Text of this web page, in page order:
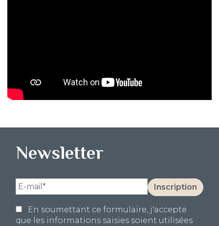
Newsletter
Votre
e-
mail
(obligatoire)
Inscription
En soumettant ce formulaire, j'accepte
que les informations saisies soient utilisées